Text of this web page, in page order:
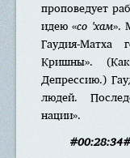
проповедует
идею «со 'хам».
Гаудия-
Кришны». (Как
Депрессию.)
людей.
нации».
#00:28:34#